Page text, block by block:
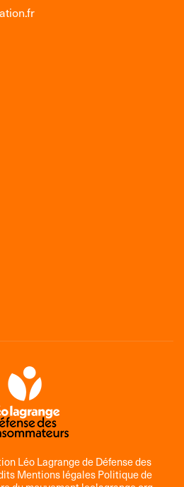
Léo Lagrange de Défense des
Mentions légales Politique de